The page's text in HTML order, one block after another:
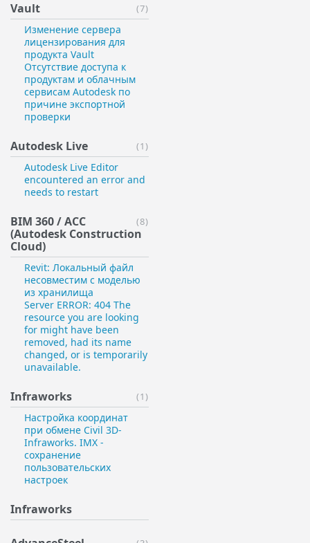
(7)
Vault
Изменение сервера
лицензирования для
продукта Vault
Отсутствие доступа к
продуктам и облачным
сервисам Autodesk по
причине экспортной
проверки
(1)
Autodesk Live
Autodesk Live Editor
encountered an error and
needs to restart
(8)
BIM 360 / ACC
(Autodesk Construction
Cloud)
Revit: Локальный файл
несовместим с моделью
из хранилища
Server ERROR: 404 The
resource you are looking
for might have been
removed, had its name
changed, or is temporarily
unavailable.
(1)
Infraworks
Настройка координат
при обмене Civil 3D-
Infraworks. IMX -
сохранение
пользовательских
настроек
Infraworks